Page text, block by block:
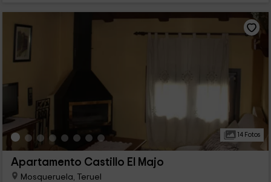
14 Fotos
Apartamento Castillo El Majo
Mosqueruela, Teruel